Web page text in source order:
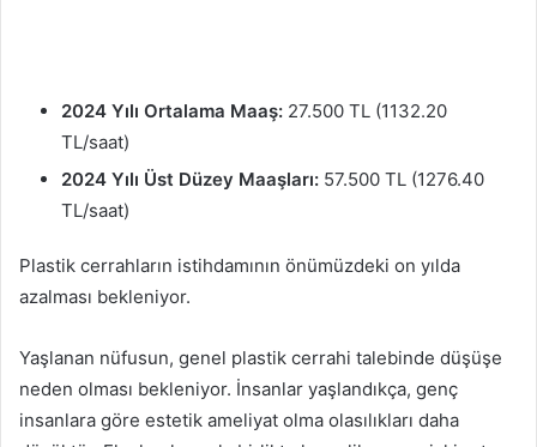
2024 Yılı Ortalama Maaş: 27.500 TL (1132.20
TL/saat)
2024 Yılı Üst Düzey Maaşları: 57.500 TL (1276.40
TL/saat)
Plastik cerrahların istihdamının önümüzdeki on yılda
azalması bekleniyor.
Yaşlanan nüfusun, genel plastik cerrahi talebinde düşüşe
neden olması bekleniyor. İnsanlar yaşlandıkça, genç
insanlara göre estetik ameliyat olma olasılıkları daha